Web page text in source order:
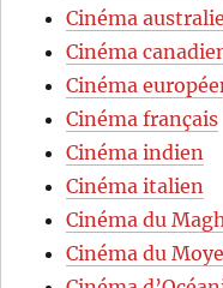
Cinéma
Cinéma
Cinéma
Cinéma français
Cinéma indien
Cinéma italien
Cinéma du
Cinéma du